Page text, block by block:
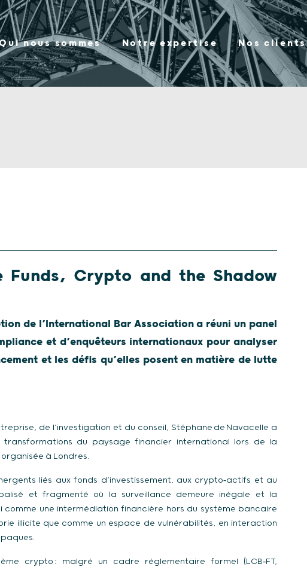
nous sommes Notre expertise Nos clients
Funds, Crypto and the Shadow
de l’International Bar Association a réuni un panel
et d’enquêteurs internationaux pour analyser
et les défis qu’elles posent en matière de lutte
de l’investigation et du conseil, Stéphane de Navacelle a
du paysage financier international lors de la
organisée à Londres.
liés aux fonds d’investissement, aux crypto‑actifs et au
et fragmenté où la surveillance demeure inégale et la
une intermédiation financière hors du système bancaire
illicite que comme un espace de vulnérabilités, en interaction
crypto : malgré un cadre réglementaire formel (LCB‑FT,